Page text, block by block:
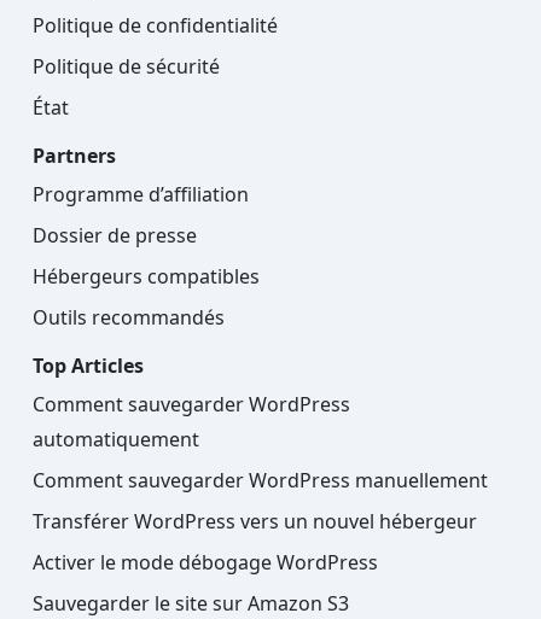
Politique de confidentialité
Politique de sécurité
État
Partners
Programme d’affiliation
Dossier de presse
Hébergeurs compatibles
Outils recommandés
Top Articles
Comment sauvegarder WordPress
automatiquement
Comment sauvegarder WordPress manuellement
Transférer WordPress vers un nouvel hébergeur
Activer le mode débogage WordPress
Sauvegarder le site sur Amazon S3